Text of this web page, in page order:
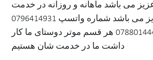
می باشد ماهانه و روزانه در خدمت
دوستای عزیز می باشد شماره واتسپ 0796414931
0789444442 0788014448 هر قسم موتر دوستای ما کار
داشت ما در خدمت شان هستیم